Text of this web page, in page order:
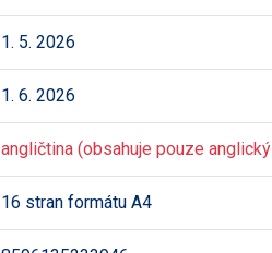
1. 5. 2026
1. 6. 2026
angličtina (obsahuje pouze
16 stran formátu A4